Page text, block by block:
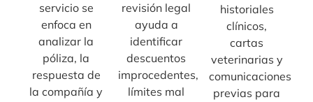
servicio se
enfoca en
analizar la
póliza, la
respuesta de
la compañía y
revisión legal
ayuda a
identificar
descuentos
improcedentes,
límites mal
historiales
clínicos,
cartas
veterinarias y
comunicaciones
previas para